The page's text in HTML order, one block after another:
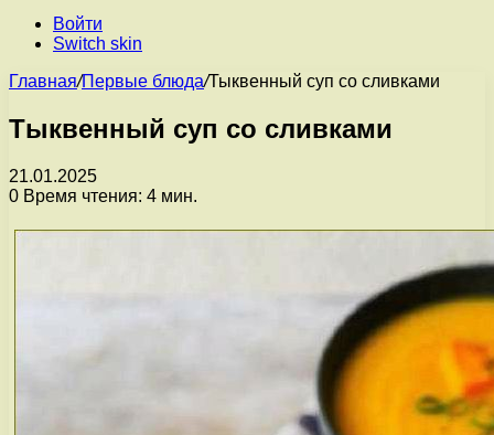
Войти
Switch skin
Главная/Первые блюда/Тыквенный суп со сливками
Тыквенный суп со сливками
21.01.2025
0 Время чтения: 4 мин.